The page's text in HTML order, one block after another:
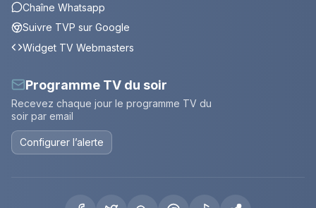
Chaîne Whatsapp
Suivre TVP sur Google
Widget TV Webmasters
Programme TV du soir
Recevez chaque jour le programme TV du
soir par email
Configurer l’alerte